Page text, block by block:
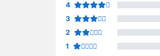
4
3
2
1